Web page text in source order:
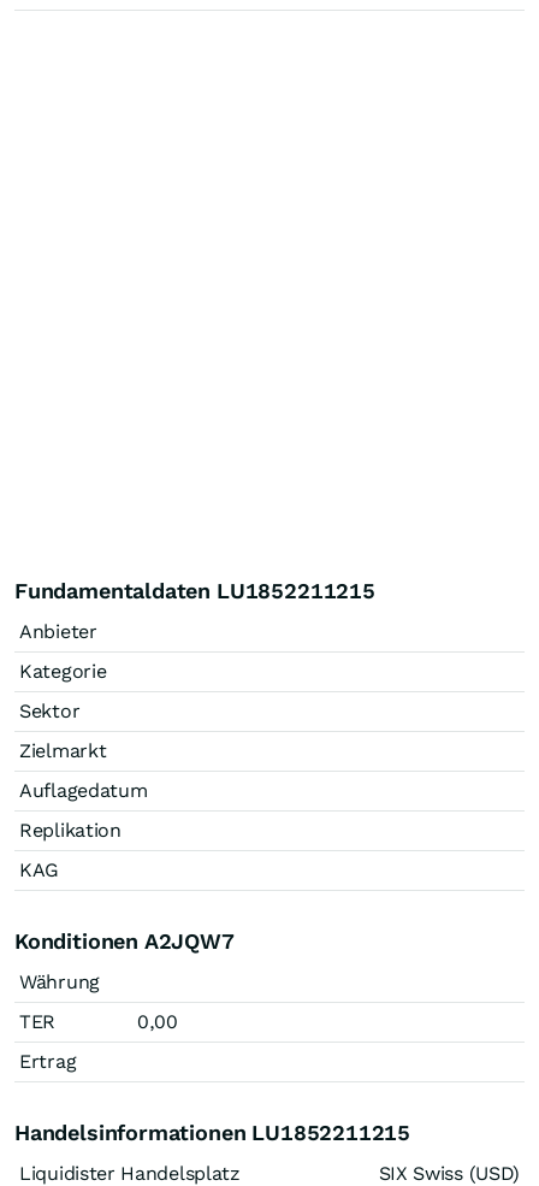
Fundamentaldaten LU1852211215
Anbieter
Kategorie
Sektor
Zielmarkt
Auflagedatum
Replikation
KAG
Konditionen A2JQW7
Währung
TER
0,00
Ertrag
Handelsinformationen LU1852211215
Liquidister Handelsplatz SIX Swiss (USD)